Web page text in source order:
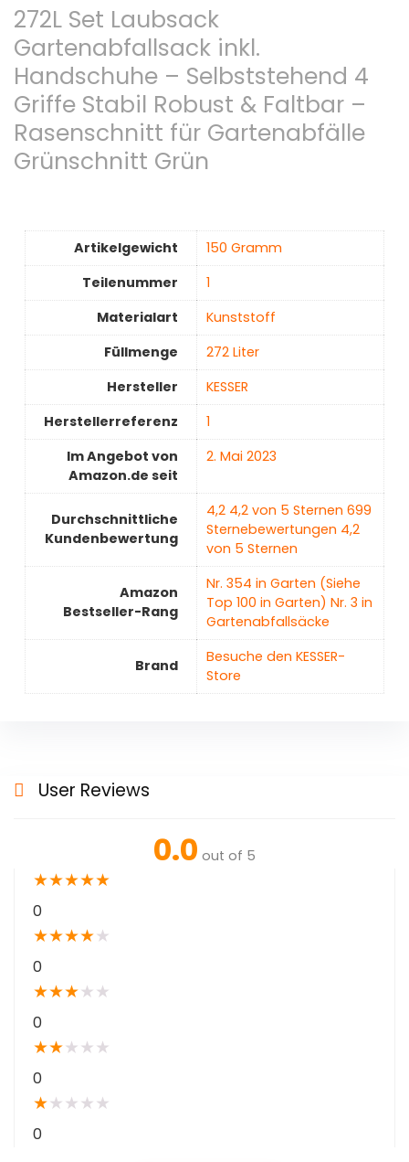
272L Set Laubsack
Gartenabfallsack inkl.
Handschuhe – Selbststehend 4
Griffe Stabil Robust & Faltbar –
Rasenschnitt für Gartenabfälle
Grünschnitt Grün
Artikelgewicht
‎150 Gramm
Teilenummer
1
Materialart
‎Kunststoff
Füllmenge
‎272 Liter
Hersteller
‎KESSER
Herstellerreferenz
1
Im Angebot von
Amazon.de seit
2. Mai 2023
Durchschnittliche
Kundenbewertung
4,2 4,2 von 5 Sternen 699
Sternebewertungen 4,2
von 5 Sternen
Amazon
Bestseller-Rang
Nr. 354 in Garten (Siehe
Top 100 in Garten) Nr. 3 in
Gartenabfallsäcke
Brand
Besuche den KESSER-
Store
User Reviews
0.0 out of 5
★★★★★
0
★★★★★
0
★★★★ ★
0
★★★ ★ ★
0
★★ ★ ★ ★
0